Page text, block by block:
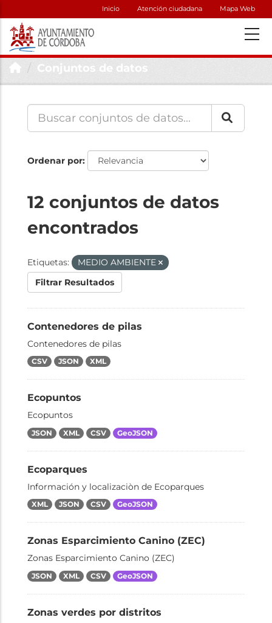
Inicio Atención ciudadana Mapa Web
Conjuntos de datos
Ordenar por
12 conjuntos de datos
encontrados
Etiquetas:
MEDIO AMBIENTE
Filtrar Resultados
Contenedores de pilas
Contenedores de pilas
CSV JSON XML
Ecopuntos
Ecopuntos
JSON XML CSV GeoJSON
Ecoparques
Información y localizaciòn de Ecoparques
XML JSON CSV GeoJSON
Zonas Esparcimiento Canino (ZEC)
Zonas Esparcimiento Canino (ZEC)
JSON XML CSV GeoJSON
Zonas verdes por distritos